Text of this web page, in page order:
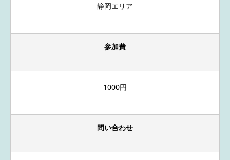
静岡エリア
参加費
1000円
問い合わせ